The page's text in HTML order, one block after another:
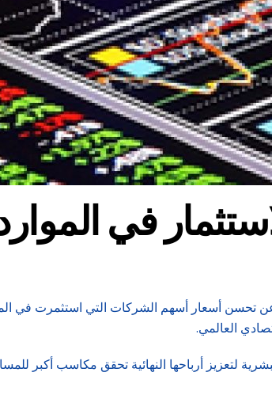
في
أسعار أسهم الشركات التي استثمرت في
العالمي.
لتعزيز أرباحها النهائية تحقق مكاسب أكبر